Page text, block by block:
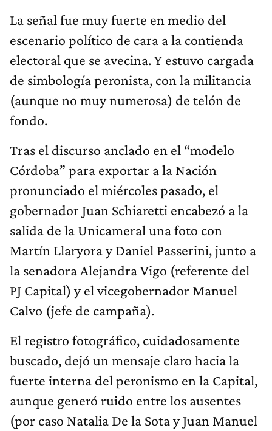
La señal fue muy fuerte en medio del
escenario político de cara a la contienda
electoral que se avecina. Y estuvo cargada
de simbología peronista, con la militancia
(aunque no muy numerosa) de telón de
fondo.
Tras el discurso anclado en el “modelo
Córdoba” para exportar a la Nación
pronunciado el miércoles pasado, el
gobernador Juan Schiaretti encabezó a la
salida de la Unicameral una foto con
Martín Llaryora y Daniel Passerini, junto a
la senadora Alejandra Vigo (referente del
PJ Capital) y el vicegobernador Manuel
Calvo (jefe de campaña).
El registro fotográfico, cuidadosamente
buscado, dejó un mensaje claro hacia la
fuerte interna del peronismo en la Capital,
aunque generó ruido entre los ausentes
(por caso Natalia De la Sota y Juan Manuel